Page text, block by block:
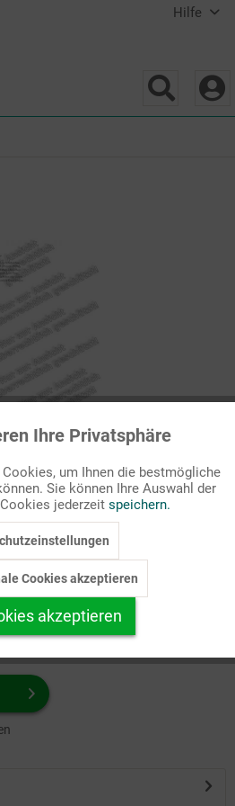
Hilfe
aus.
Weiß-Grafik, mit/ohne Text ...
Aktiv
Inaktiv
Inaktiv
Ihre Privatsphäre
um Ihnen die bestmögliche
Sie können Ihre Auswahl der
jederzeit speichern.
Cookies akzeptieren
akzeptieren